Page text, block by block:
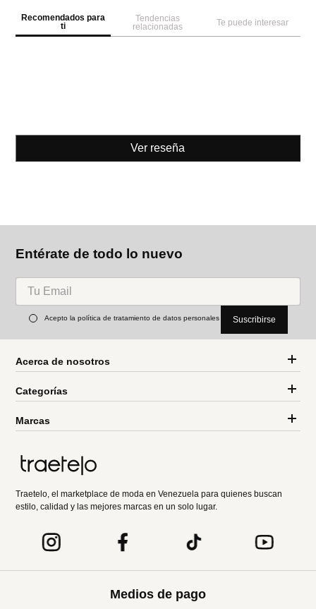
Recomendados para
ti
Tendencias
relacionadas
Te puede interesar
Ver reseña
Entérate de todo lo nuevo
Acepto la política de tratamiento de datos personales Suscribirse
Acerca de nosotros
Categorías
Marcas
Traetelo, el marketplace de moda en Venezuela para quienes buscan
estilo, calidad y las mejores marcas en un solo lugar.
Medios de pago